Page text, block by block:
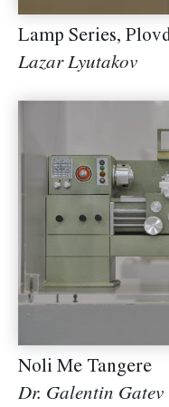
Lamp Series,
Lazar Lyutakov
Noli Me Tangere
Dr. Galentin Gatev